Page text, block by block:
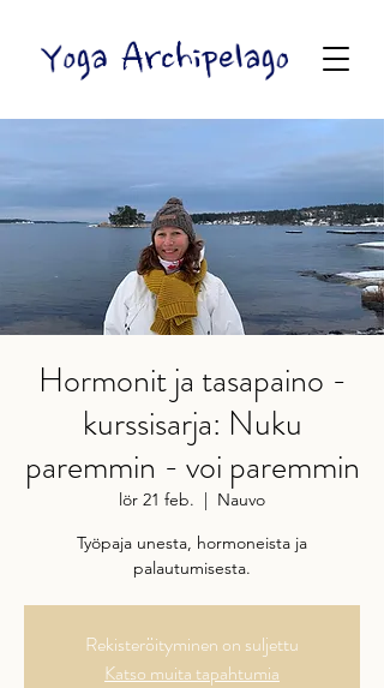
Hormonit ja tasapaino -
kurssisarja: Nuku
paremmin - voi paremmin
lör 21 feb.
  |
Nauvo
Työpaja unesta, hormoneista ja
palautumisesta.
Rekisteröityminen on suljettu
Katso muita tapahtumia